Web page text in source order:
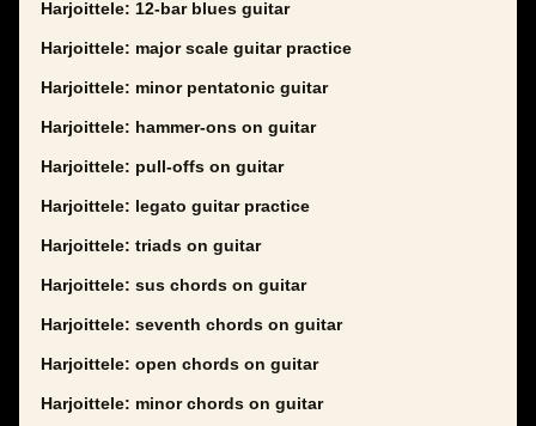
Harjoittele: 12-bar blues guitar
Harjoittele: major scale guitar practice
Harjoittele: minor pentatonic guitar
Harjoittele: hammer-ons on guitar
Harjoittele: pull-offs on guitar
Harjoittele: legato guitar practice
Harjoittele: triads on guitar
Harjoittele: sus chords on guitar
Harjoittele: seventh chords on guitar
Harjoittele: open chords on guitar
Harjoittele: minor chords on guitar